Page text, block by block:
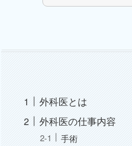
外科医とは
外科医の仕事内容
手術